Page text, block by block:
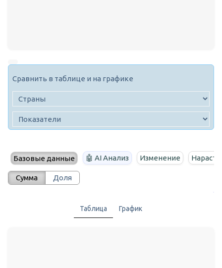
Сравнить в таблице и на графике
Базовые данные 🤖 AI Анализ Изменение
Сумма Доля
Таблица График